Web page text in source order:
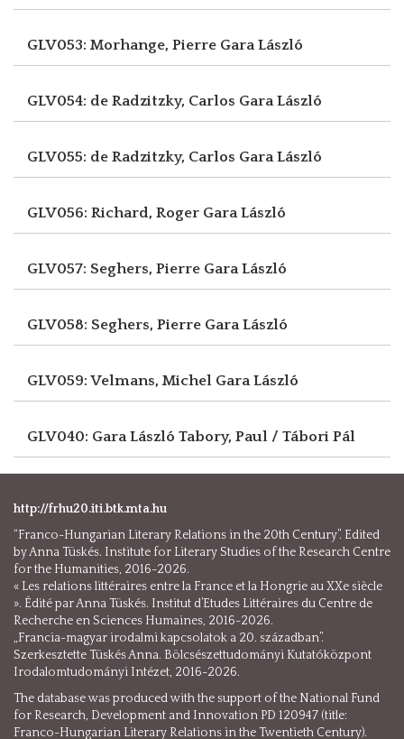
GLV053: Morhange, Pierre Gara László
GLV054: de Radzitzky, Carlos Gara László
GLV055: de Radzitzky, Carlos Gara László
GLV056: Richard, Roger Gara László
GLV057: Seghers, Pierre Gara László
GLV058: Seghers, Pierre Gara László
GLV059: Velmans, Michel Gara László
GLV040: Gara László Tabory, Paul / Tábori Pál
http://frhu20.iti.btk.mta.hu
“Franco-Hungarian Literary Relations in the 20th Century”. Edited
by Anna Tüskés. Institute for Literary Studies of the Research Centre
for the Humanities, 2016-2026.
« Les relations littéraires entre la France et la Hongrie au XXe siècle
». Édité par Anna Tüskés. Institut d’Etudes Littéraires du Centre de
Recherche en Sciences Humaines, 2016-2026.
„Francia-magyar irodalmi kapcsolatok a 20. században”.
Szerkesztette Tüskés Anna. Bölcsészettudományi Kutatóközpont
Irodalomtudományi Intézet, 2016-2026.
The database was produced with the support of the National Fund
for Research, Development and Innovation PD 120947 (title:
Franco-Hungarian Literary Relations in the Twentieth Century).